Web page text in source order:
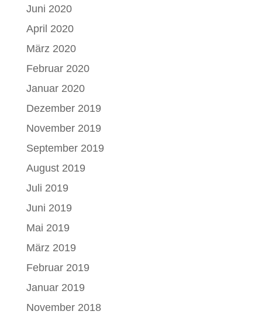
Juni 2020
April 2020
März 2020
Februar 2020
Januar 2020
Dezember 2019
November 2019
September 2019
August 2019
Juli 2019
Juni 2019
Mai 2019
März 2019
Februar 2019
Januar 2019
November 2018